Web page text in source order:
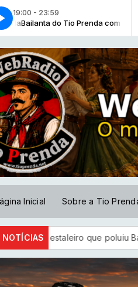
19:00 - 23:59
Bailanta do Tio Prenda com Tio
Grande é Rio Grande
Inicial Sobre a Tio
NOTÍCIASque poluiu Baía de